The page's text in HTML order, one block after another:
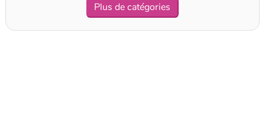
Plus de catégories